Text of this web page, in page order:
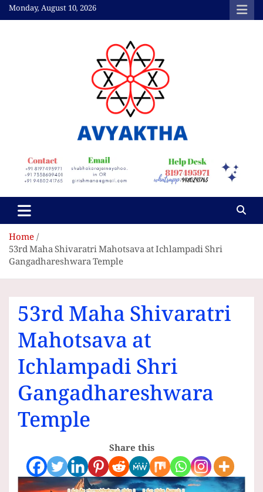
Skip
to
Monday, August 10, 2026
Avyaktha Bulletin:
Connecting Temples,
Professionals, &
Communities
Home
53rd Maha Shivaratri Mahotsava at Ichlampadi Shri
Gangadhareshwara Temple
53rd Maha Shivaratri
Mahotsava at
Ichlampadi Shri
Gangadhareshwara
Temple
Share this